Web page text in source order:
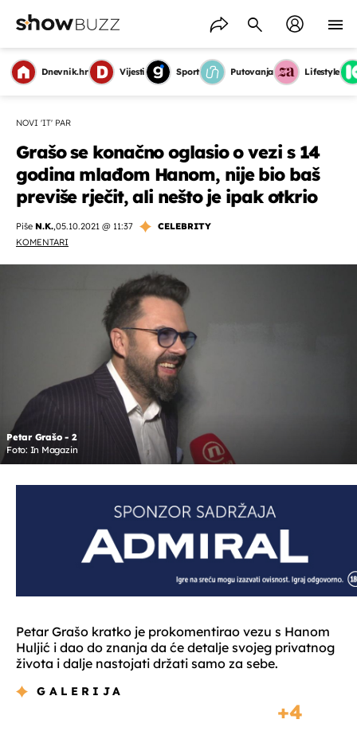
Dnevnik.hr Vijesti Sport Putovanja Lifestyle
NOVI 'IT' PAR
Grašo se konačno oglasio o vezi s 14
godina mlađom Hanom, nije bio baš
previše rječit, ali nešto je ipak otkrio
Piše N.K.,05.10.2021 @ 11:37
CELEBRITY
KOMENTARI
Petar Grašo - 2
Foto: In Magazin
Petar Grašo kratko je prokomentirao vezu s Hanom
Huljić i dao do znanja da će detalje svojeg privatnog
života i dalje nastojati držati samo za sebe.
GALERIJA
4
OMOGUĆI OBAVIJESTI